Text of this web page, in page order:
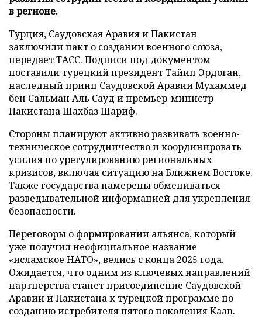
в регионе.
Турция, Саудовская Аравия и Пакистан
заключили пакт о создании военного союза,
передаетТАСС. Подписи под документом
поставили турецкий президент Тайип Эрдоган,
наследный принц Саудовской Аравии Мухаммед
бен Сальман Аль Сауд и премьер-министр
Пакистана Шахбаз Шариф.
Стороны планируют активно развивать военно-
техническое сотрудничество и координировать
усилия по урегулированию региональных
кризисов, включая ситуацию на Ближнем Востоке.
Также государства намерены обмениваться
разведывательной информацией для укрепления
безопасности.
Переговоры о формировании альянса, который
уже получил неофициальное название
«исламское НАТО», велись с конца 2025 года.
Ожидается, что одним из ключевых направлений
партнерства станет присоединение Саудовской
Аравии и Пакистана к турецкой программе по
созданию истребителя пятого поколения Kaan.